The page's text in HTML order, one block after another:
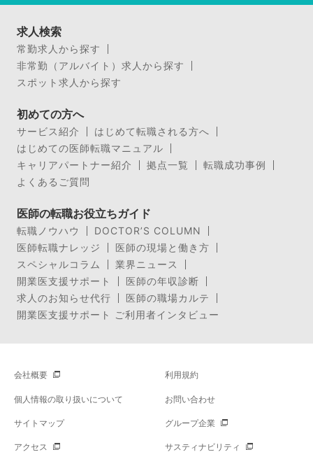
求人検索
常勤求人から探す
非常勤（アルバイト）求人から探す
スポット求人から探す
初めての方へ
サービス紹介
はじめて転職される方へ
はじめての医師転職マニュアル
キャリアパートナー紹介
拠点一覧
転職成功事例
よくあるご質問
医師の転職お役立ちガイド
転職ノウハウ
DOCTOR’S COLUMN
医師転職ナレッジ
医師の現場と働き方
スペシャルコラム
業界ニュース
開業医支援サポート
医師の年収診断
求人のお知らせ代行
医師の職場カルテ
開業医支援サポート ご利用者インタビュー
会社概要 利用規約
個人情報の取り扱いについて お問い合わせ
サイトマップ グループ企業
アクセス サスティナビリティ